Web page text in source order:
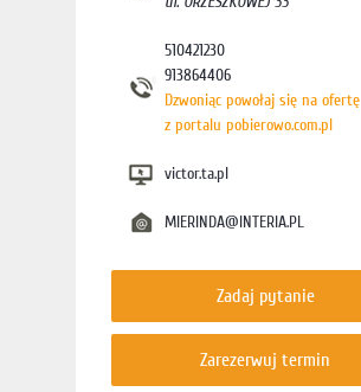
510421230
913864406
Dzwoniąc powołaj się na ofertę
z portalu pobierowo.com.pl
victor.ta.pl
MIERINDA@INTERIA.PL